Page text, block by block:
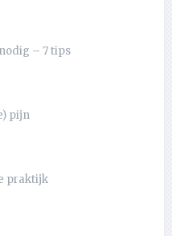
– 7 tips
pijn
praktijk